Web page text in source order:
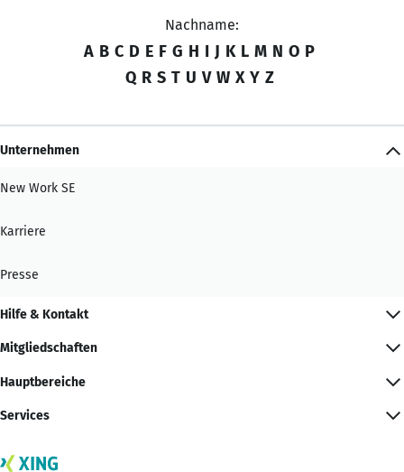
Nachname:
A B C D E F G H I J K L M N O P
Q R S T U V W X Y Z
Unternehmen
New Work SE
Karriere
Presse
Hilfe & Kontakt
Mitgliedschaften
Hauptbereiche
Services